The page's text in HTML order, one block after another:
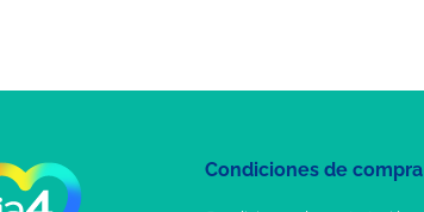
Condiciones de compra